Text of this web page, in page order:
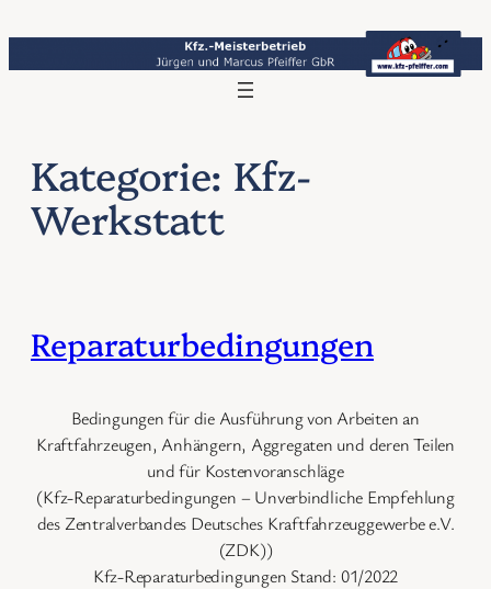
Kategorie: Kfz-
Werkstatt
Reparaturbedingungen
Bedingungen für die Ausführung von Arbeiten an
Kraftfahrzeugen, Anhängern, Aggregaten und deren Teilen
und für Kostenvoranschläge
(Kfz-Reparaturbedingungen – Unverbindliche Empfehlung
des Zentralverbandes Deutsches Kraftfahrzeuggewerbe e.V.
(ZDK))
Kfz-Reparaturbedingungen Stand: 01/2022